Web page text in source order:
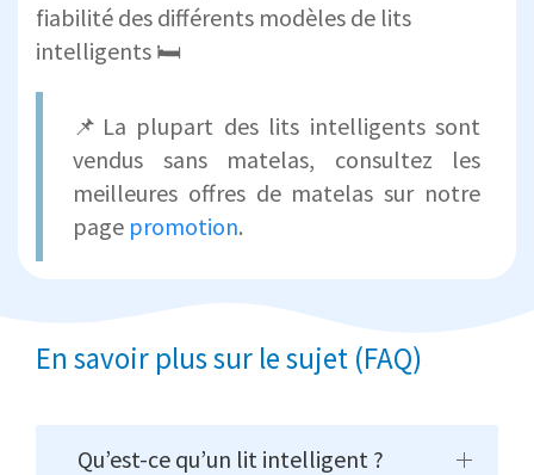
fiabilité des différents modèles de lits
intelligents 🛏️
📌La plupart des lits intelligents sont
vendus sans matelas, consultez les
meilleures offres de matelas sur notre
page promotion.
En savoir plus sur le sujet (FAQ)
Qu’est-ce qu’un lit intelligent ?